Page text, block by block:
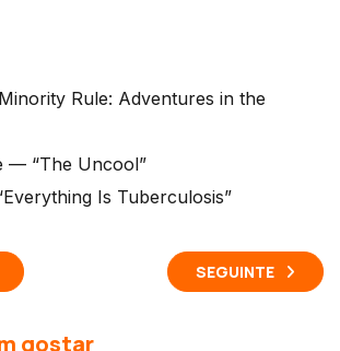
Rule: Adventures in the
— “The Uncool”
Is Tuberculosis”
SEGUINTE
gostar